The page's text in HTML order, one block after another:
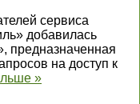
сервиса
добавилась
предназначенная
на доступ к
»